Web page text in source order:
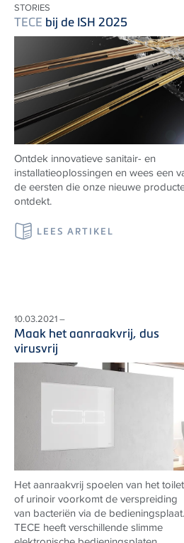
STORIES
TECE bij de ISH 2025
Ontdek innovatieve sanitair- en
installatieoplossingen en wees een
de eersten die onze nieuwe
ontdekt.
LEES ARTIKEL
10.03.2021 –
Maak het aanraakvrij, dus
virusvrij
Het aanraakvrij spoelen van het toilet
of urinoir voorkomt de verspreiding
van bacteriën via de bedieningsplaat.
TECE heeft verschillende slimme